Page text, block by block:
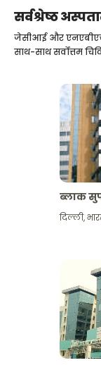
सर्वश्रेष्ठ
जेसीआई और एनएबीएच
साथ-साथ सर्वोत्तम
ब्लाक
दिल्ली,